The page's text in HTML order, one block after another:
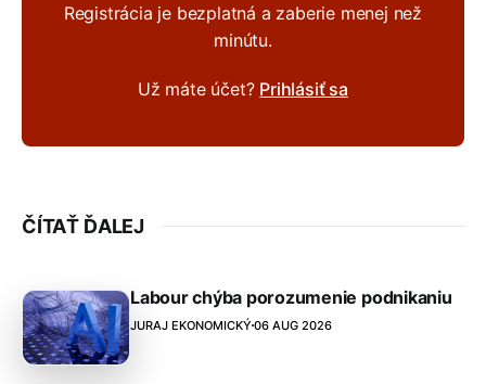
Registrácia je bezplatná a zaberie menej než
minútu.
Už máte účet? Prihlásiť sa
ČÍTAŤ ĎALEJ
Labour chýba porozumenie podnikaniu
JURAJ EKONOMICKÝ 06 AUG 2026